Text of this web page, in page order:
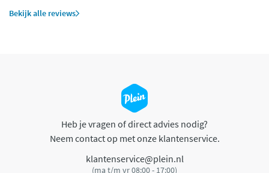
Bekijk alle reviews
Heb je vragen of direct advies nodig?
Neem contact op met onze klantenservice.
klantenservice@plein.nl
(ma t/m vr 08:00 - 17:00)